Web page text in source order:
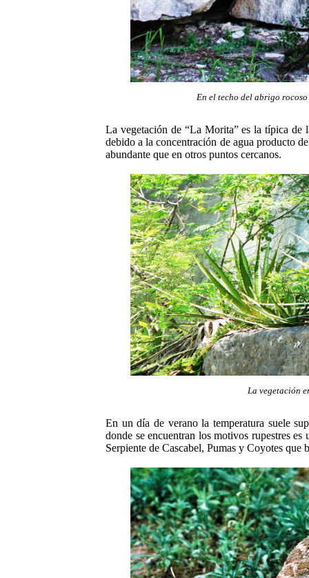
En el techo del abrigo
La vegetación de “La Morita” es la típica de
debido a la concentración de agua producto
abundante que en otros puntos cercanos.
La vegetación
En un día de verano la temperatura suele
donde se encuentran los motivos rupestres
Serpiente de Cascabel, Pumas y Coyotes que